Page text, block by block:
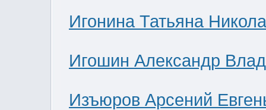
Игонина Татьяна
Игошин Александр
Изъюров Арсений